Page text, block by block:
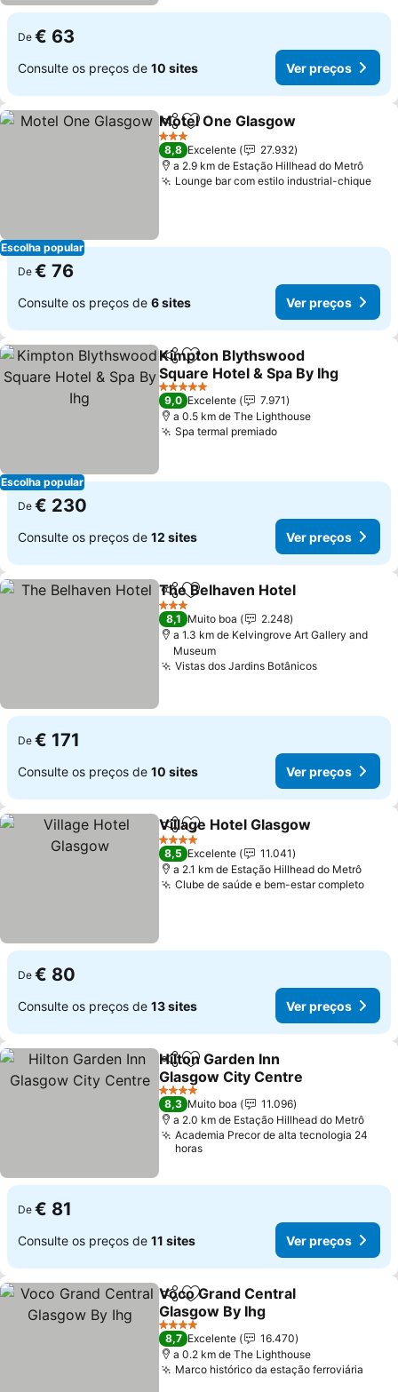
De € 63
Consulte os preços de 10 sites Ver preços
Escolha popular
PartilharAdicionar aos favoritos
Motel One Glasgow
3 Estrelas
8,8 Excelente
27.932
a 2.9 km de Estação Hillhead do Metrô
Lounge bar com estilo industrial-chiqueVer
De € 76
Consulte os preços de 6 sites Ver preços
Escolha popular
PartilharAdicionar aos favoritos
Kimpton Blythswood
Square Hotel & Spa By Ihg
Ver preços
5 Estrelas
9,0 Excelente
7.971
a 0.5 km de The Lighthouse
Spa termal premiadoVer preços
De € 230
Consulte os preços de 12 sites Ver preços
PartilharAdicionar aos favoritos
The Belhaven Hotel
3 Estrelas
8,1 Muito boa
2.248
a 1.3 km de Kelvingrove Art Gallery and
Museum
Vistas dos Jardins BotânicosVer preços
De € 171
Consulte os preços de 10 sites Ver preços
PartilharAdicionar aos favoritos
Village Hotel Glasgow
4 Estrelas
8,5 Excelente
11.041
a 2.1 km de Estação Hillhead do Metrô
Clube de saúde e bem-estar completoVer
De € 80
Consulte os preços de 13 sites Ver preços
PartilharAdicionar aos favoritos
Hilton Garden Inn
Glasgow City Centre
Ver preços
4 Estrelas
8,3 Muito boa
11.096
a 2.0 km de Estação Hillhead do Metrô
Academia Precor de alta tecnologia 24
horas
De € 81
Consulte os preços de 11 sites Ver preços
PartilharAdicionar aos favoritos
Voco Grand Central
Glasgow By Ihg
Ver preços
4 Estrelas
8,7 Excelente
16.470
a 0.2 km de The Lighthouse
Marco histórico da estação ferroviária